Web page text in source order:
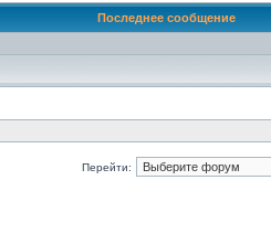
Последнее сообщение
Перейти: